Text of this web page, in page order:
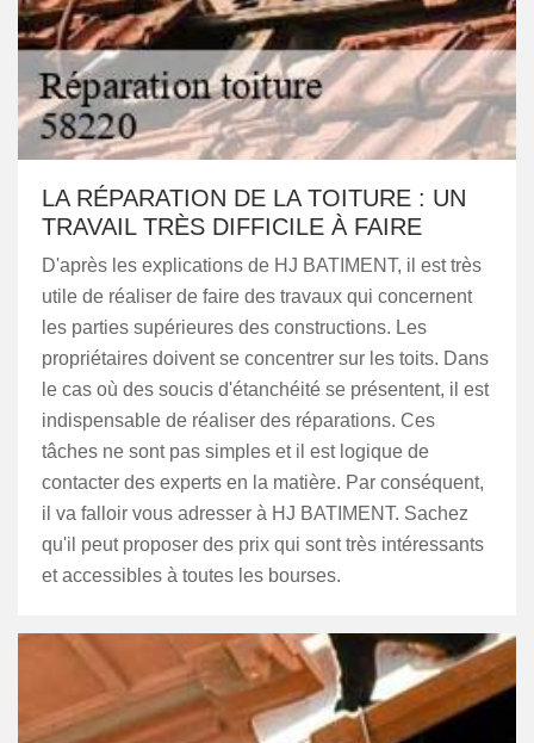
LA RÉPARATION DE LA TOITURE : UN
TRAVAIL TRÈS DIFFICILE À FAIRE
D'après les explications de HJ BATIMENT, il est très
utile de réaliser de faire des travaux qui concernent
les parties supérieures des constructions. Les
propriétaires doivent se concentrer sur les toits. Dans
le cas où des soucis d'étanchéité se présentent, il est
indispensable de réaliser des réparations. Ces
tâches ne sont pas simples et il est logique de
contacter des experts en la matière. Par conséquent,
il va falloir vous adresser à HJ BATIMENT. Sachez
qu'il peut proposer des prix qui sont très intéressants
et accessibles à toutes les bourses.